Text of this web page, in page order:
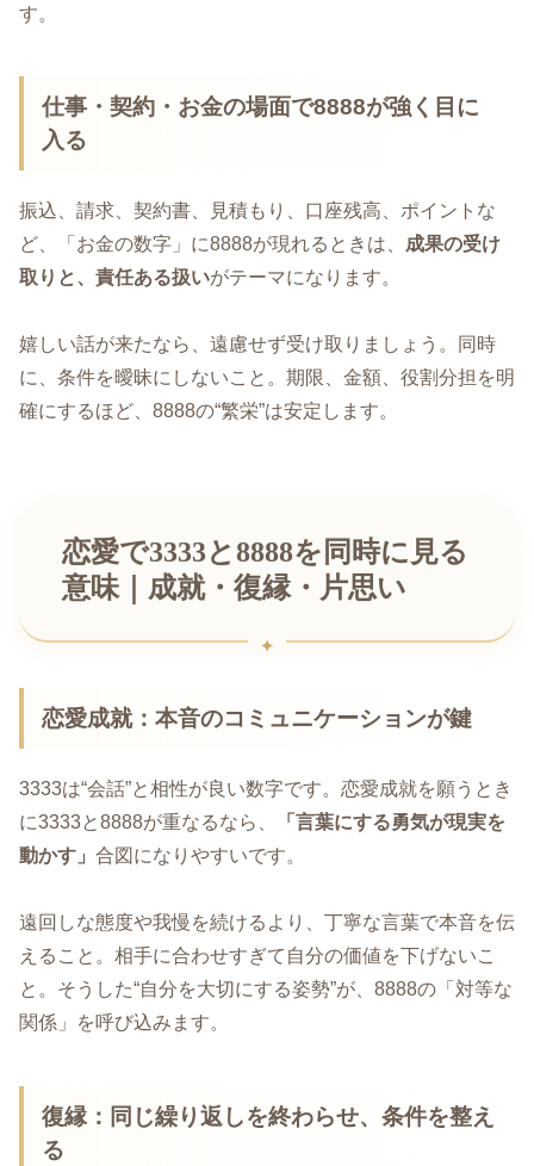
す。
仕事・契約・お金の場面で8888が強く目に
入る
振込、請求、契約書、見積もり、口座残高、ポイントな
ど、「お金の数字」に8888が現れるときは、 成果の受け
取りと、責任ある扱いがテーマになります。
嬉しい話が来たなら、遠慮せず受け取りましょう。同時
に、条件を曖昧にしないこと。期限、金額、役割分担を明
確にするほど、8888の“繁栄”は安定します。
恋愛で3333と8888を同時に見る
意味｜成就・復縁・片思い
恋愛成就：本音のコミュニケーションが鍵
3333は“会話”と相性が良い数字です。恋愛成就を願うとき
に3333と8888が重なるなら、
「言葉にする勇気が現実を
動かす」 合図になりやすいです。
遠回しな態度や我慢を続けるより、丁寧な言葉で本音を伝
えること。相手に合わせすぎて自分の価値を下げないこ
と。そうした“自分を大切にする姿勢”が、8888の「対等な
関係」を呼び込みます。
復縁：同じ繰り返しを終わらせ、条件を整え
る